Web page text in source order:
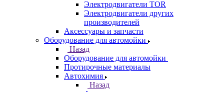
Электродвигатели TOR
Электродвигатели других
производителей
Аксессуары и запчасти
Оборудование для автомойки
Назад
Оборудование для автомойки
Протирочные материалы
Автохимия
Назад